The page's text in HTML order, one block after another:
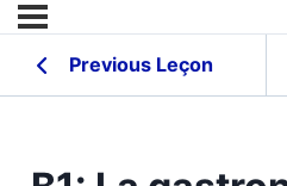
Previous Leçon